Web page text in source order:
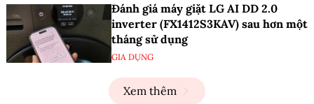
Đánh giá máy giặt LG AI DD 2.0
inverter (FX1412S3KAV) sau hơn một
tháng sử dụng
GIA DỤNG
Xem thêm